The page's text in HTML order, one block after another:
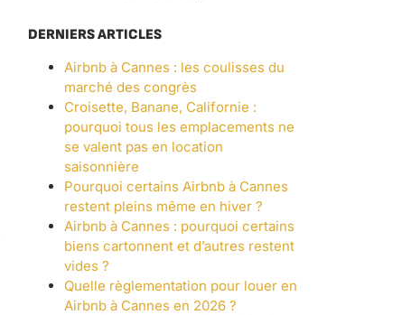
DERNIERS ARTICLES
Airbnb à Cannes : les coulisses du
marché des congrès
Croisette, Banane, Californie :
pourquoi tous les emplacements ne
se valent pas en location
saisonnière
Pourquoi certains Airbnb à Cannes
restent pleins même en hiver ?
Airbnb à Cannes : pourquoi certains
biens cartonnent et d’autres restent
vides ?
Quelle règlementation pour louer en
Airbnb à Cannes en 2026 ?